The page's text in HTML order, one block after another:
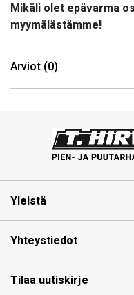
Mikäli olet epävarma
myymälästämme!
Arviot (0)
Yleistä
Yhteystiedot
Tilaa uutiskirje